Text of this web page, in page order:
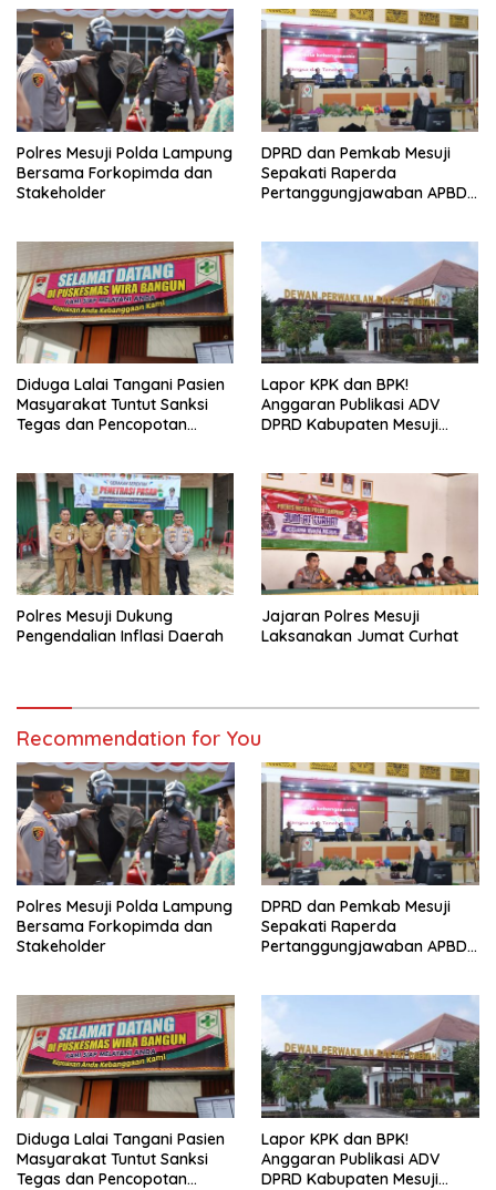
Polres Mesuji Polda Lampung
Bersama Forkopimda dan
Stakeholder
DPRD dan Pemkab Mesuji
Sepakati Raperda
Pertanggungjawaban APBD
Diduga Lalai Tangani Pasien
Masyarakat Tuntut Sanksi
Tegas dan Pencopotan
Lapor KPK dan BPK!
Anggaran Publikasi ADV
DPRD Kabupaten Mesuji
Polres Mesuji Dukung
Pengendalian Inflasi Daerah
Jajaran Polres Mesuji
Laksanakan Jumat Curhat
Recommendation for You
Polres Mesuji Polda Lampung
Bersama Forkopimda dan
Stakeholder
DPRD dan Pemkab Mesuji
Sepakati Raperda
Pertanggungjawaban APBD
Diduga Lalai Tangani Pasien
Masyarakat Tuntut Sanksi
Tegas dan Pencopotan
Lapor KPK dan BPK!
Anggaran Publikasi ADV
DPRD Kabupaten Mesuji